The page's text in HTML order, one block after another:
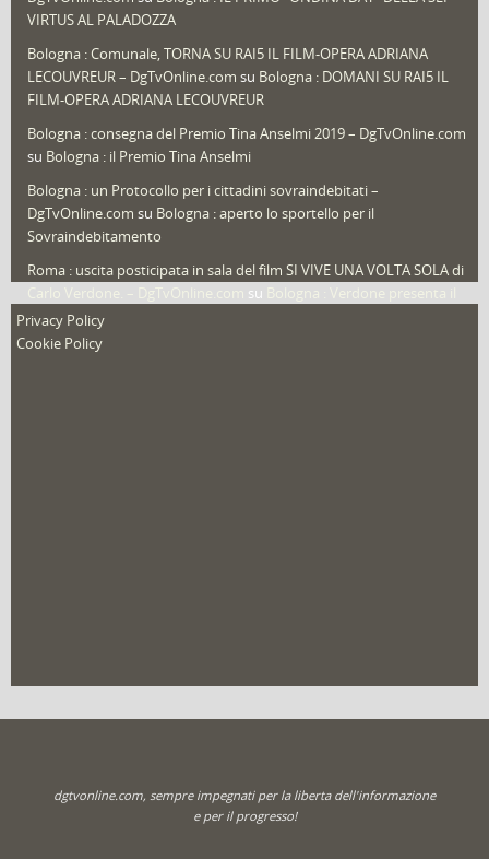
Speciali (22)
Sport
That's Bologna Magazine(25)
Video (archivio) (263)
VIRTUS AL PALADOZZA
Bologna : Comunale, TORNA SU RAI5 IL FILM-OPERA ADRIANA
LECOUVREUR – DgTvOnline.com su Bologna : DOMANI SU RAI5 IL
FILM-OPERA ADRIANA LECOUVREUR
Bologna : consegna del Premio Tina Anselmi 2019 – DgTvOnline.com
su Bologna : il Premio Tina Anselmi
Bologna : un Protocollo per i cittadini sovraindebitati –
DgTvOnline.com su Bologna : aperto lo sportello per il
Sovraindebitamento
Roma : uscita posticipata in sala del film SI VIVE UNA VOLTA SOLA di
su
nuovo film
Privacy Policy
Cookie Policy
dgtvonline.com, sempre impegnati per la liberta dell'informazione
e per il progresso!